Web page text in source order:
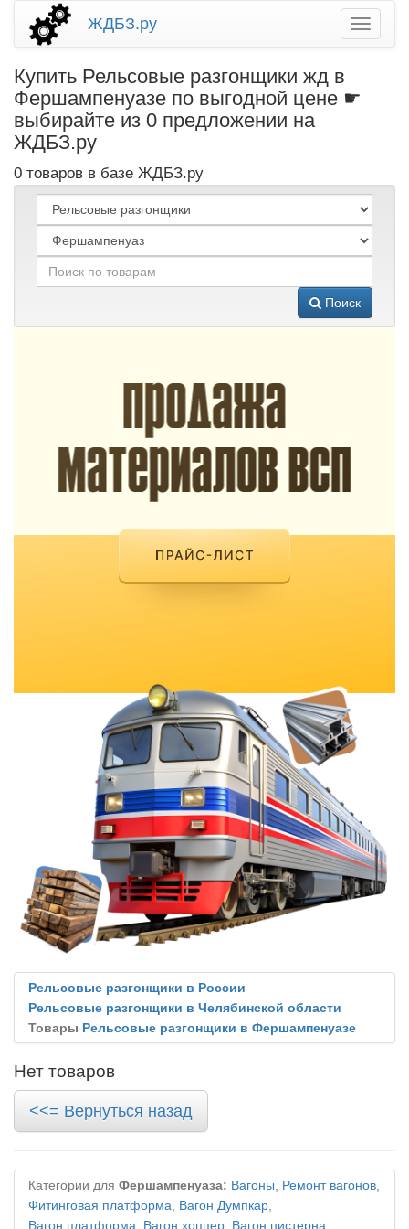
ЖДБЗ.ру
Купить Рельсовые разгонщики жд в
Фершампенуазе по выгодной цене ☛
выбирайте из 0 предложении на
ЖДБЗ.ру
0 товаров в базе ЖДБЗ.ру
Поиск
Рельсовые разгонщики в России
Рельсовые разгонщики в Челябинской области
Товары Рельсовые разгонщики в Фершампенуазе
Нет товаров
<<= Вернуться назад
Категории для Фершампенуаза: Вагоны, Ремонт вагонов,
Фитинговая платформа, Вагон Думпкар,
Вагон платформа
Вагон хоппер Вагон цистерна